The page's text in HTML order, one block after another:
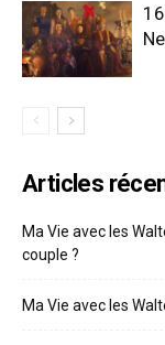
Articles
Ma Vie avec les
couple ?
Ma Vie avec les